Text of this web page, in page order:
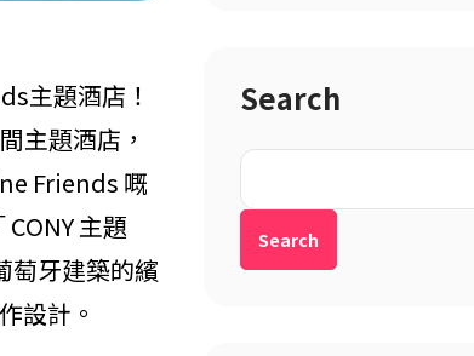
主題酒店！
主題酒店，
Friends 嘅
主題
萄牙建築的繽
設計。
Search
Search